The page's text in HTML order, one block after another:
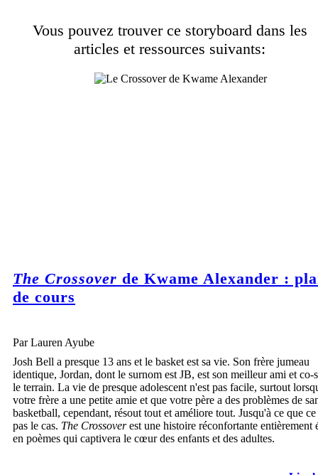
Vous pouvez trouver ce storyboard dans les
articles et ressources suivants:
The Crossover de Kwame Alexander :
de cours
Par Lauren Ayube
Josh Bell a presque 13 ans et le basket est sa vie. Son frère jumeau
identique, Jordan, dont le surnom est JB, est son meilleur ami et co-
le terrain. La vie de presque adolescent n'est pas facile, surtout
votre frère a une petite amie et que votre père a des problèmes de
basketball, cependant, résout tout et améliore tout. Jusqu'à ce que
pas le cas. The Crossoverest une histoire réconfortante entièrement
en poèmes qui captivera le cœur des enfants et des adultes.